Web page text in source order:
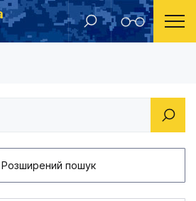
Рішення виконавчого комітету Новокаховської міської ради 2019 року Про міську раду з
Розширений пошук